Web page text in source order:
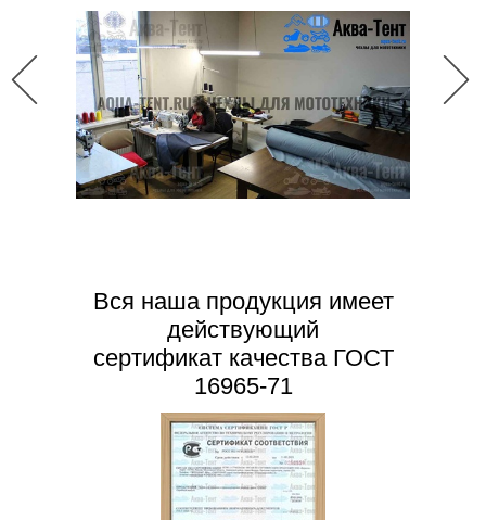
Вся наша продукция имеет
действующий
сертификат качества ГОСТ
16965-71